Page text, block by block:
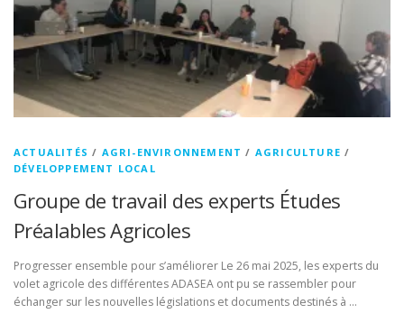
ACTUALITÉS / AGRI-ENVIRONNEMENT / AGRICULTURE /
DÉVELOPPEMENT LOCAL
Groupe de travail des experts Études
Préalables Agricoles
Progresser ensemble pour s’améliorer Le 26 mai 2025, les experts du
volet agricole des différentes ADASEA ont pu se rassembler pour
échanger sur les nouvelles législations et documents destinés à …